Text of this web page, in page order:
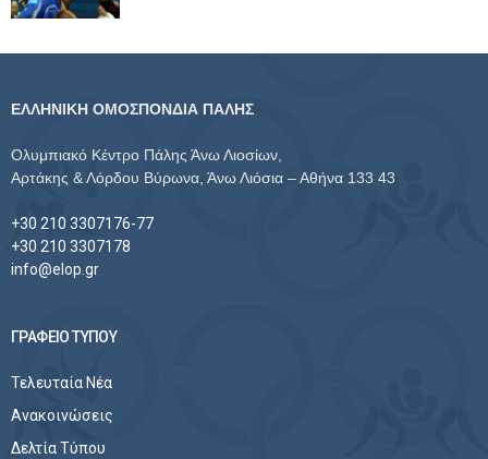
ΕΛΛΗΝΙΚΗ ΟΜΟΣΠΟΝΔΙΑ ΠΑΛΗΣ
Ολυμπιακό Κέντρο Πάλης Άνω Λιοσίων,
Αρτάκης & Λόρδου Βύρωνα, Άνω Λιόσια – Αθήνα 133 43
+30 210 3307176-77
+30 210 3307178
info@elop.gr
ΓΡΑΦΕΙΟ ΤΥΠΟΥ
Τελευταία Νέα
Ανακοινώσεις
Δελτία Τύπου